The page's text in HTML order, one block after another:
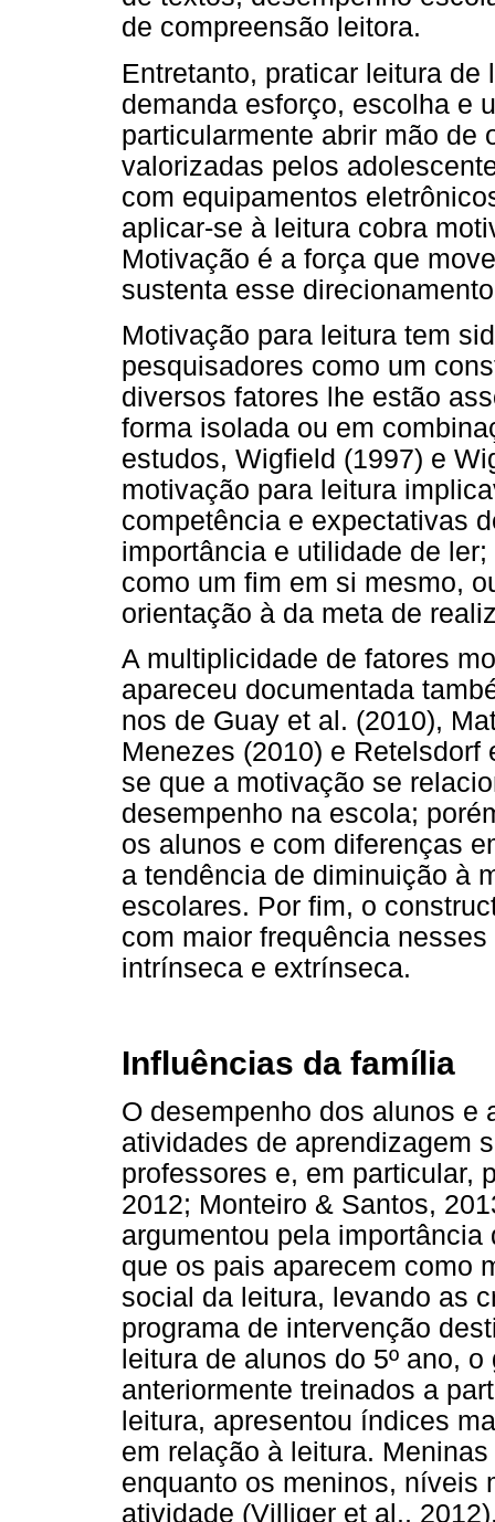
de compreensão leitora.
Entretanto, praticar leitura
demanda esforço, escolha e
particularmente abrir mão de
valorizadas pelos
com equipamentos
aplicar-se à leitura cobra
Motivação é a força que
sustenta esse
Motivação para leitura tem
pesquisadores como um
diversos fatores lhe estão
forma isolada ou em
estudos, Wigfield (1997) e
motivação para leitura
competência e expectativas
importância e utilidade de
como um fim em si mesmo,
orientação à da meta de
A multiplicidade de fatores
apareceu documentada
nos de Guay et al. (2010),
Menezes (2010) e
se que a motivação se
desempenho na escola;
os alunos e com diferenças
a tendência de diminuição à
escolares. Por fim, o
com maior frequência
intrínseca e extrínseca.
Influências da família
O desempenho dos alunos e
atividades de aprendizagem
professores e, em particular,
2012; Monteiro & Santos,
argumentou pela
que os pais aparecem como
social da leitura, levando as
programa de intervenção
leitura de alunos do 5º ano,
anteriormente treinados a
leitura, apresentou índices
em relação à leitura.
enquanto os meninos, níveis
atividade (Villiger et al.,